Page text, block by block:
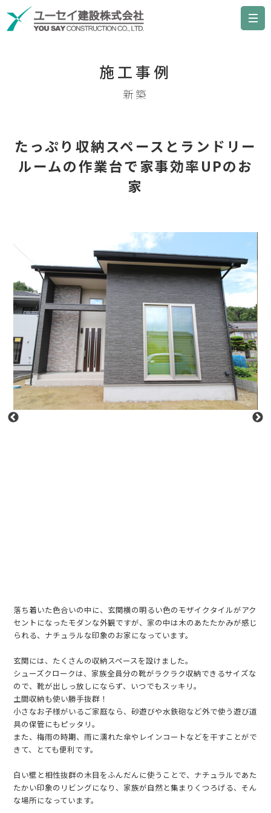
施工事例
新築
たっぷり収納スペースとランドリー
ルームの作業台で家事効率UPのお
家
落ち着いた色合いの中に、玄関横の明るい色のモザイクタイルがアク
セントになったモダンな外観ですが、家の中は木のあたたかみが感じ
られる、ナチュラルな印象のお家になっています。
玄関には、たくさんの収納スペースを設けました。
シューズクロークは、家族全員分の靴がラクラク収納できるサイズな
ので、靴が出しっ放しにならず、いつでもスッキリ。
土間収納も使い勝手抜群！
小さなお子様がいるご家庭なら、砂遊びや水鉄砲など外で使う遊び道
具の保管にもピッタリ。
また、梅雨の時期、雨に濡れた傘やレインコートなどを干すことがで
きて、とても便利です。
白い壁と相性抜群の木目をふんだんに使うことで、ナチュラルであた
たかい印象のリビングになり、家族が自然と集まりくつろげる、そん
な場所になっています。